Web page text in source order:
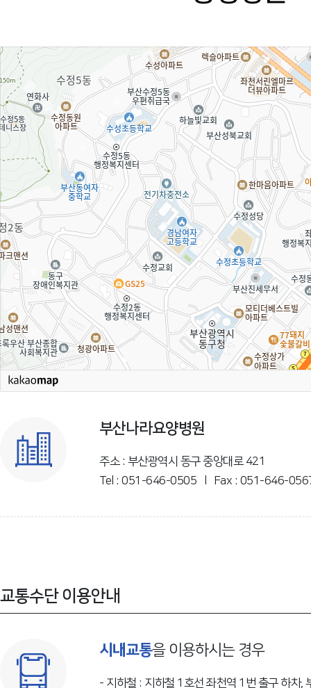
부산나라요양병원
주소 : 부산광역시 동구 중앙대로 421
Tel : 051-646-0505 l Fax : 051-646-
교통수단 이용안내
시내교통을 이용하시는 경우
- 지하철 : 지하철 1호선 좌천역 1번 출구 하차,